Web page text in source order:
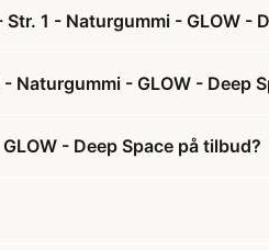
1 - Naturgummi - GLOW -
Naturgummi - GLOW - Deep
- Deep Space på tilbud?